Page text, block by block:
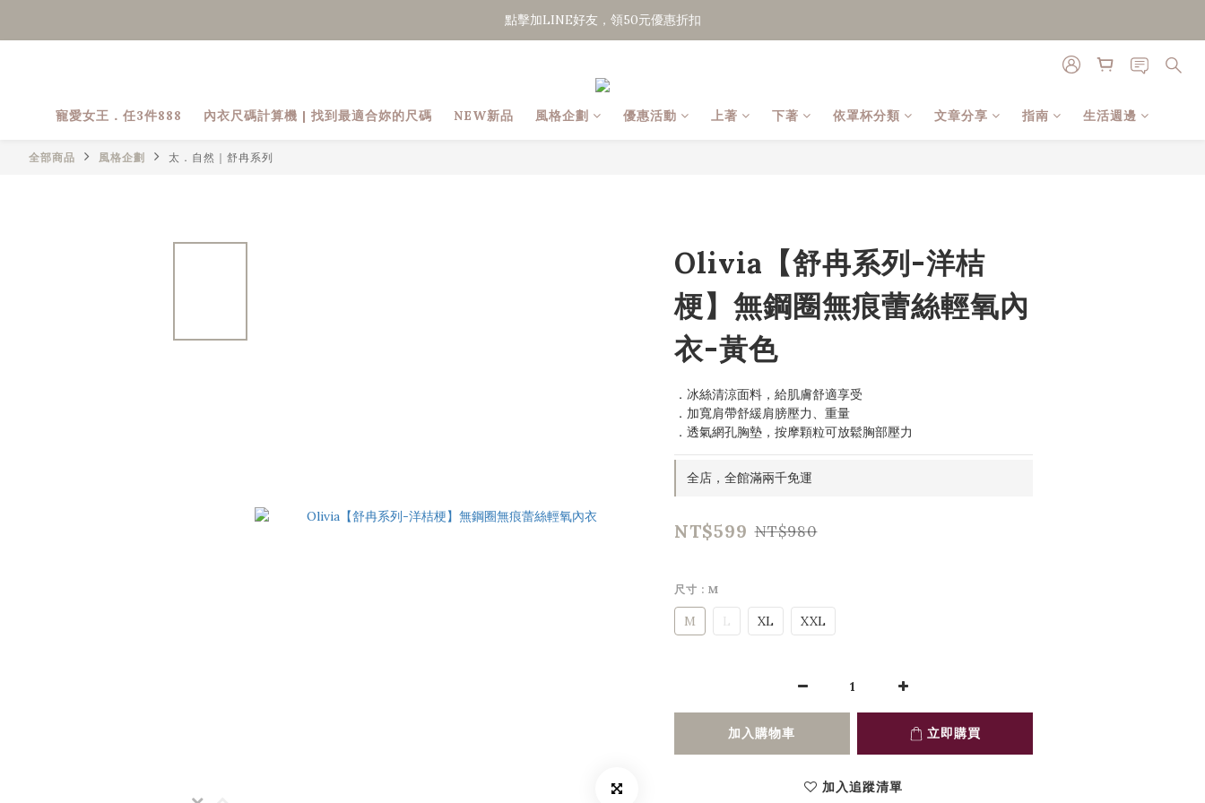
點擊加LINE好友，領50元優惠折扣
點擊加LINE好友，領50元優惠折扣
寵愛女王．任3件888
內衣尺碼計算機 | 找到最適合妳的尺碼 NEW新品 風格企劃 優惠活動 上著 下著 依罩杯分類 文章分享 指南 生活週邊
全部商品 風格企劃 太．自然｜舒冉系列
Olivia【舒冉系列-洋桔
梗】無鋼圈無痕蕾絲輕氧內
衣-黃色
．冰絲清涼面料，給肌膚舒適享受
．加寬肩帶舒緩肩膀壓力、重量
．透氣網孔胸墊，按摩顆粒可放鬆胸部壓力
全店，全館滿兩千免運
NT$599 NT$980
尺寸 : M
M L XL XXL
加入購物車 立即購買
加入追蹤清單